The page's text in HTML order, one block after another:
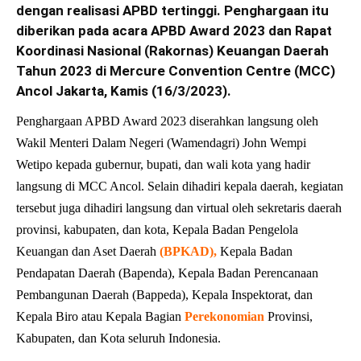
dengan realisasi APBD tertinggi. Penghargaan itu
diberikan pada acara APBD Award 2023 dan Rapat
Koordinasi Nasional (Rakornas) Keuangan Daerah
Tahun 2023 di Mercure Convention Centre (MCC)
Ancol Jakarta, Kamis (16/3/2023).
Penghargaan APBD Award 2023 diserahkan langsung oleh
Wakil Menteri Dalam Negeri (Wamendagri) John Wempi
Wetipo kepada gubernur, bupati, dan wali kota yang hadir
langsung di MCC Ancol. Selain dihadiri kepala daerah, kegiatan
tersebut juga dihadiri langsung dan virtual oleh sekretaris daerah
provinsi, kabupaten, dan kota, Kepala Badan Pengelola
Keuangan dan Aset Daerah (BPKAD), Kepala Badan
Pendapatan Daerah (Bapenda), Kepala Badan Perencanaan
Pembangunan Daerah (Bappeda), Kepala Inspektorat, dan
Kepala Biro atau Kepala Bagian Perekonomian Provinsi,
Kabupaten, dan Kota seluruh Indonesia.